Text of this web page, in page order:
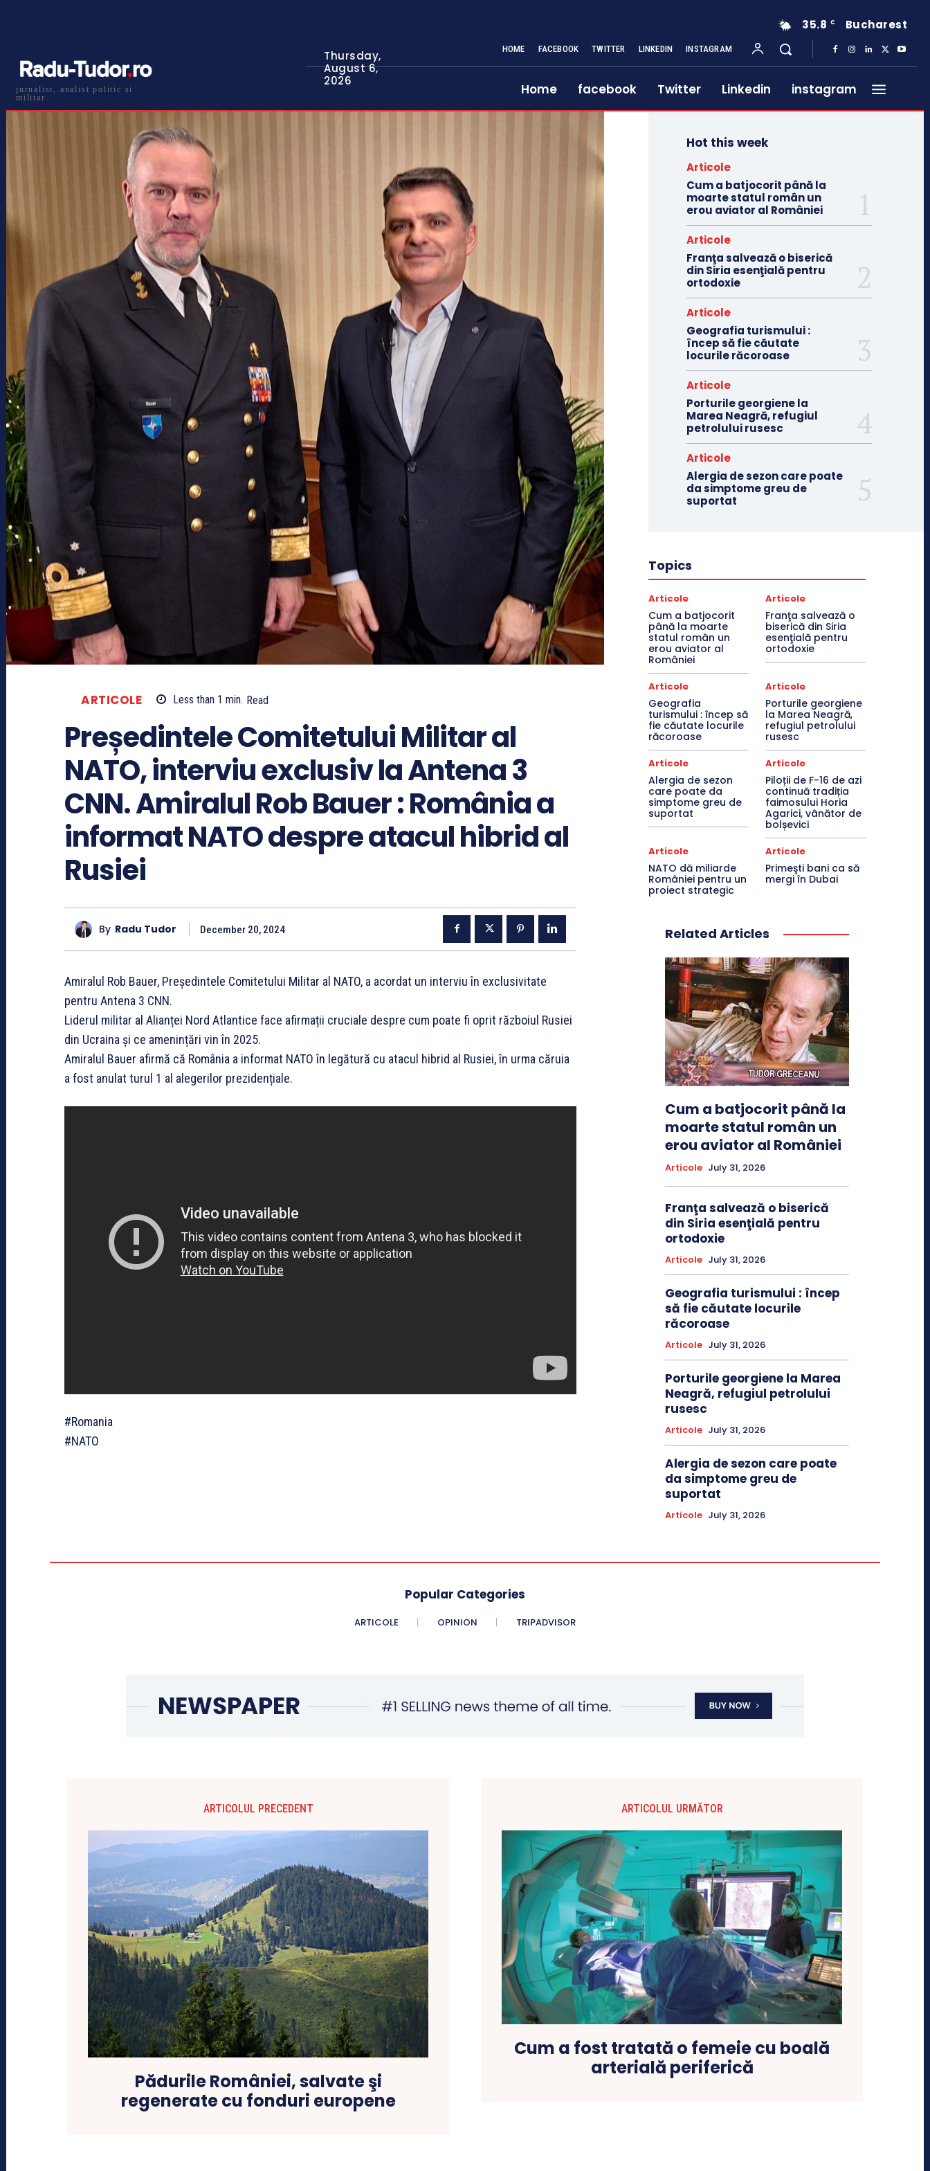
jurnalist, analist politic și
militar
Thursday,
August 6,
2026
35.8 C Bucharest
HOME FACEBOOK TWITTER LINKEDIN INSTAGRAM
Home facebook Twitter Linkedin instagram
ARTICOLE Less than 1 min. Read
Președintele Comitetului Militar al
NATO, interviu exclusiv la Antena 3
CNN. Amiralul Rob Bauer : România a
informat NATO despre atacul hibrid al
Rusiei
By Radu Tudor December 20, 2024
Amiralul Rob Bauer, Președintele Comitetului Militar al NATO, a acordat un interviu în exclusivitate
pentru Antena 3 CNN.
Liderul militar al Alianței Nord Atlantice face afirmații cruciale despre cum poate fi oprit războiul Rusiei
din Ucraina și ce amenințări vin în 2025.
Amiralul Bauer afirmă că România a informat NATO în legătură cu atacul hibrid al Rusiei, în urma căruia
a fost anulat turul 1 al alegerilor prezidențiale.
#Romania
#NATO
Hot this week
Articole
Cum a batjocorit până la
moarte statul român un
erou aviator al României
Articole
Franţa salvează o biserică
din Siria esenţială pentru
ortodoxie
Articole
Geografia turismului :
încep să fie căutate
locurile răcoroase
Articole
Porturile georgiene la
Marea Neagră, refugiul
petrolului rusesc
Articole
Alergia de sezon care poate
da simptome greu de
suportat
Topics
Articole
Cum a batjocorit
până la moarte
statul român un
erou aviator al
României
Articole
Franţa salvează o
biserică din Siria
esenţială pentru
ortodoxie
Articole
Geografia
turismului : încep să
fie căutate locurile
răcoroase
Articole
Porturile georgiene
la Marea Neagră,
refugiul petrolului
rusesc
Articole
Alergia de sezon
care poate da
simptome greu de
suportat
Articole
Piloții de F-16 de azi
continuă tradiția
faimosului Horia
Agarici, vânător de
bolșevici
Articole
NATO dă miliarde
României pentru un
proiect strategic
Articole
Primeşti bani ca să
mergi în Dubai
Related Articles
Cum a batjocorit până la
moarte statul român un
erou aviator al României
Articole July 31, 2026
Franţa salvează o biserică
din Siria esenţială pentru
ortodoxie
Articole July 31, 2026
Geografia turismului : încep
să fie căutate locurile
răcoroase
Articole July 31, 2026
Porturile georgiene la Marea
Neagră, refugiul petrolului
rusesc
Articole July 31, 2026
Alergia de sezon care poate
da simptome greu de
suportat
Articole July 31, 2026
Popular Categories
ARTICOLE OPINION TRIPADVISOR
ARTICOLUL PRECEDENT
Pădurile României, salvate şi
regenerate cu fonduri europene
ARTICOLUL URMĂTOR
Cum a fost tratată o femeie cu boală
arterială periferică